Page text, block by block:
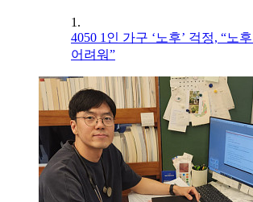
1.
4050 1인 가구 ‘노후’ 걱정, “노
어려워”